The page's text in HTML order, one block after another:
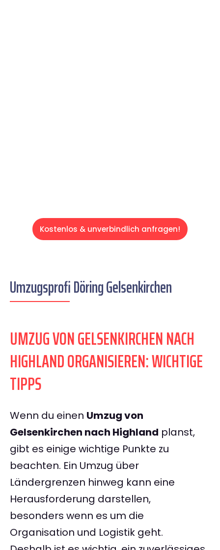
Kostenlos & unverbindlich anfragen!
Umzugsprofi Döring Gelsenkirchen
UMZUG VON GELSENKIRCHEN NACH
HIGHLAND ORGANISIEREN: WICHTIGE
TIPPS
Wenn du einen Umzug von
Gelsenkirchen nach Highland planst,
gibt es einige wichtige Punkte zu
beachten. Ein Umzug über
Ländergrenzen hinweg kann eine
Herausforderung darstellen,
besonders wenn es um die
Organisation und Logistik geht.